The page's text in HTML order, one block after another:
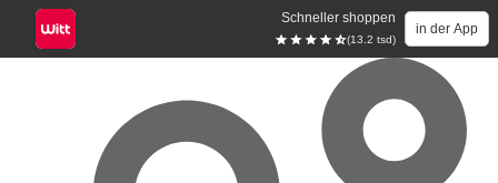
Schneller shoppen
(13.2 tsd)
in der App